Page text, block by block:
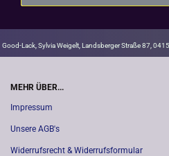
Good-Lack, Sylvia Weigelt, Landsberger Straße 87,
MEHR ÜBER...
Impressum
Unsere AGB's
Widerrufsrecht & Widerrufsformular